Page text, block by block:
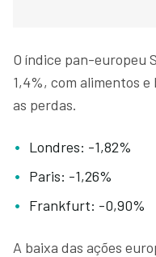
O índice pan-europeu
1,4%, com alimentos
as perdas.
Londres: -1,82%
Paris: -1,26%
Frankfurt: -0,90%
A baixa das ações